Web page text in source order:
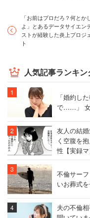
「お前はプロだろ？何とか
よ」とあるデータサイエン
ストが経験した炎上プロジ
ト
人気記事ランキン
「婚約し
で……」 女
友人の結
く空腹を
性【実録マ
不倫サー
いお葬式
夫の不倫